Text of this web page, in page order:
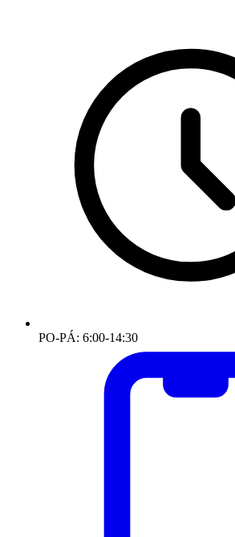
PO-PÁ: 6:00-14:30